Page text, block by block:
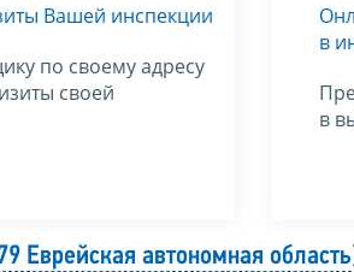
Вашей инспекции
по своему адресу
своей
в
в
Еврейская автономная область